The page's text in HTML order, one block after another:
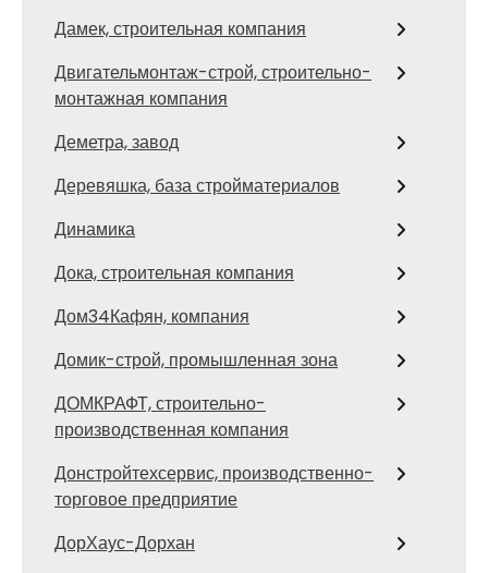
Дамек, строительная компания
Двигательмонтаж-строй, строительно-
монтажная компания
Деметра, завод
Деревяшка, база стройматериалов
Динамика
Дока, строительная компания
Дом34Кафян, компания
Домик-строй, промышленная зона
ДОМКРАФТ, строительно-
производственная компания
Донстройтехсервис, производственно-
торговое предприятие
ДорХаус-Дорхан